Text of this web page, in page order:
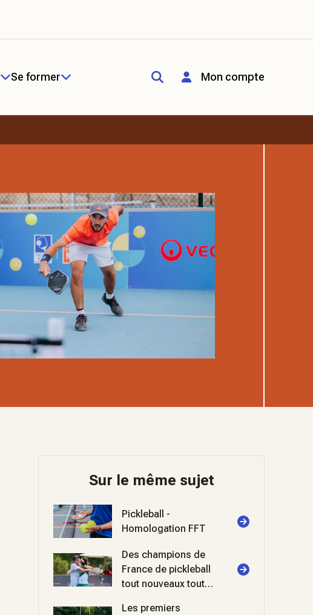
Se former Mon compte
Sur le même sujet
Pickleball -
Homologation FFT
Des champions de
France de pickleball
tout nouveaux tout
Les premiers